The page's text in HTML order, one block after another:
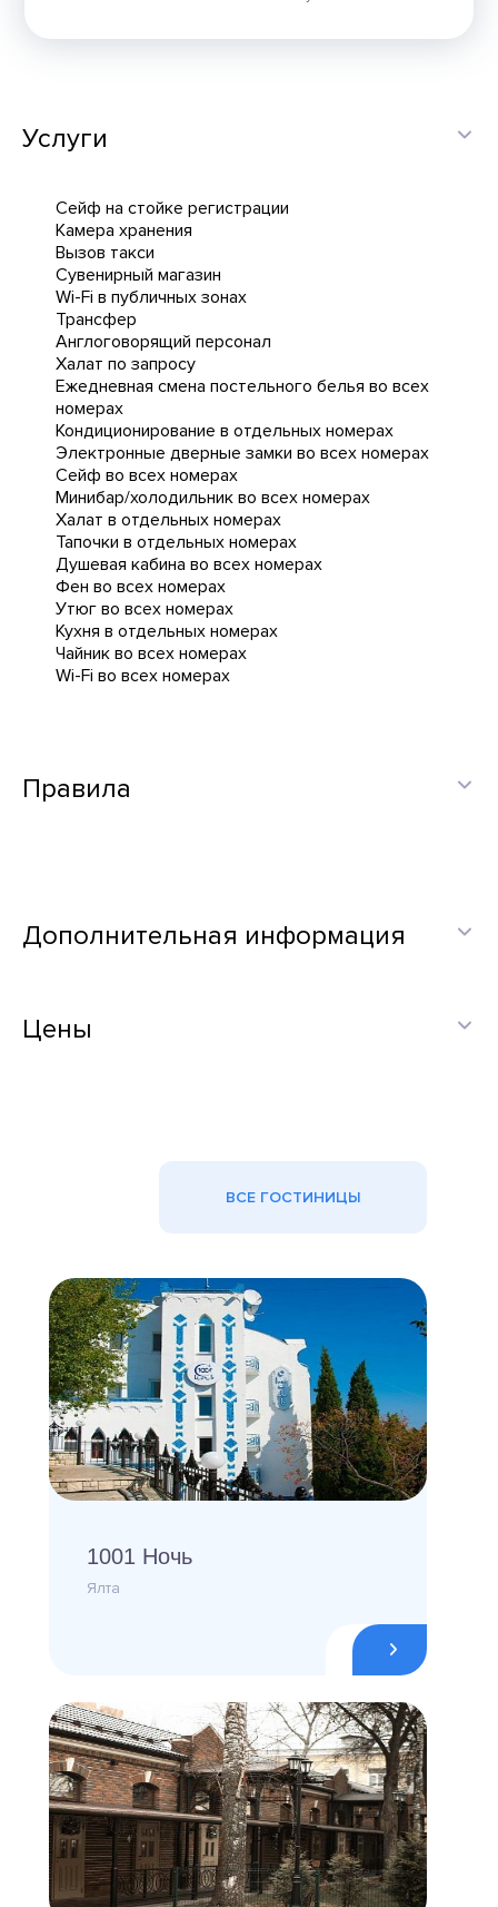
Услуги
Сейф на стойке регистрации
Камера хранения
Вызов такси
Сувенирный магазин
Wi-Fi в публичных зонах
Трансфер
Англоговорящий персонал
Халат по запросу
Ежедневная cмена постельного белья во всех
номерах
Кондиционирование в отдельных номерах
Электронные дверные замки во всех номерах
Сейф во всех номерах
Минибар/холодильник во всех номерах
Халат в отдельных номерах
Тапочки в отдельных номерах
Душевая кабина во всех номерах
Фен во всех номерах
Утюг во всех номерах
Кухня в отдельных номерах
Чайник во всех номерах
Wi-Fi во всех номерах
Правила
Дополнительная информация
Цены
ВСЕ ГОСТИНИЦЫ
1001 Ночь
Ялта